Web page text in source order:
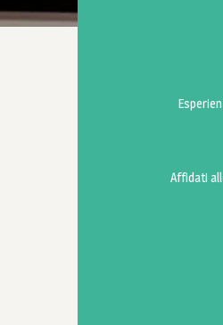
Affidati